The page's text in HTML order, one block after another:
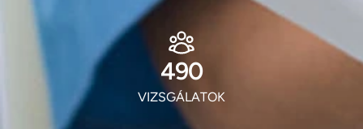
593
VIZSGÁLATOK